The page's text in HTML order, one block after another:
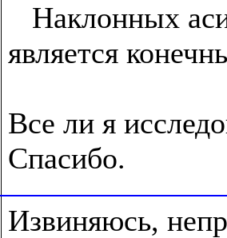
является
Все ли я
Извиняюсь,